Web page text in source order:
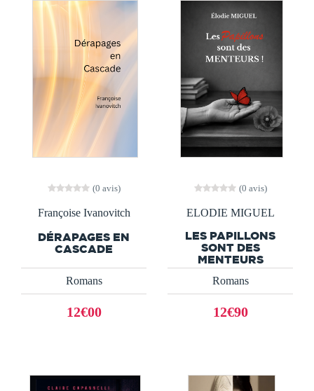
(0 avis)
Françoise Ivanovitch
DÉRAPAGES EN
CASCADE
Romans
12€00
(0 avis)
ELODIE MIGUEL
LES PAPILLONS
SONT DES
MENTEURS
Romans
12€90